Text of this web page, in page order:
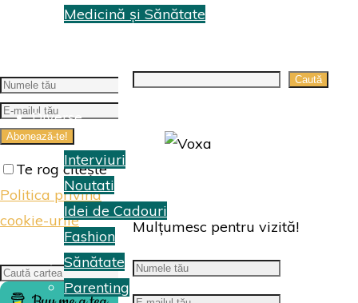
Medicină și Sănătate
Diverse
Interviuri
Noutati
Idei de Cadouri
Fashion
Sănătate
Parenting
Te rog citește
Politica privind
cookie-urile
Search Caută
Search Caută
Mulțumesc pentru vizită!